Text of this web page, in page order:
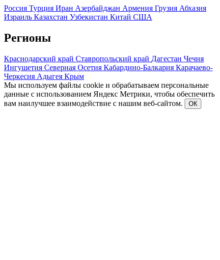
Россия Турция Иран Азербайджан Армения Грузия Абхазия
Израиль Казахстан Узбекистан Китай США
Регионы
Краснодарский край Ставропольский край Дагестан Чечня
Ингушетия Северная Осетия Кабардино-Балкария Карачаево-
Черкесия Адыгея Крым
Мы используем файлы cookie и обрабатываем персональные
данные с использованием Яндекс Метрики, чтобы обеспечить
вам наилучшее взаимодействие с нашим веб-сайтом.
ОК